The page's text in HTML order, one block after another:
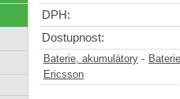
DPH:
Dostupnost:
Baterie, akumulátory -
Ericsson